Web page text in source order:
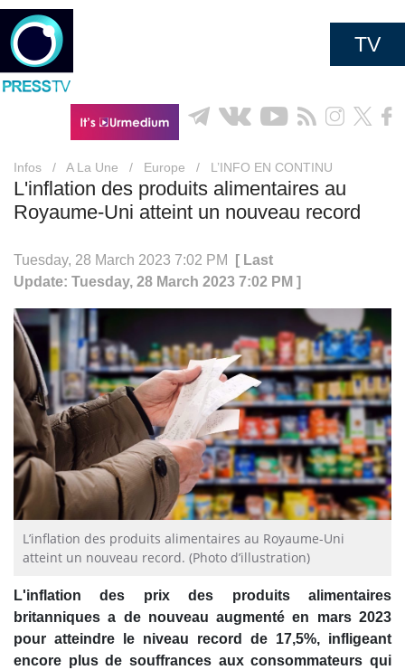
TV
Infos / A La Une / Europe / L’INFO EN CONTINU
L'inflation des produits alimentaires au
Royaume-Uni atteint un nouveau record
Tuesday, 28 March 2023 7:02 PM
[ Last
Update: Tuesday, 28 March 2023 7:02 PM ]
L’inflation des produits alimentaires au Royaume-Uni
atteint un nouveau record. (Photo d’illustration)
L'inflation des prix des produits alimentaires
britanniques a de nouveau augmenté en mars 2023
pour atteindre le niveau record de 17,5%, infligeant
encore plus de souffrances aux consommateurs qui